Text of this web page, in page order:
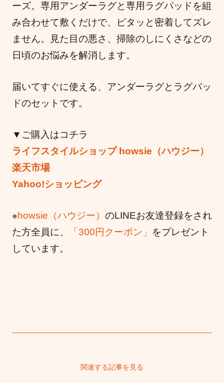
ーズ。専用アンダーラグと専用ラグパッドを組
み合わせて敷くだけで、ピタッと密着してズレ
ません。見た目の悪さ、掃除のしにくさなどの
日頃のお悩みを解消します。
届いてすぐに使える、アンダーラグとラグパッ
ドのセットです。
▼ご購入はコチラ
ライフスタイルショップ howsie（ハウジー）
楽天市場
Yahoo!ショッピング
※howsie（ハウジー） のLINEお友達登録をされ
た方全員に、
「300円クーポン」
をプレゼント
しています。
関連する記事を見る